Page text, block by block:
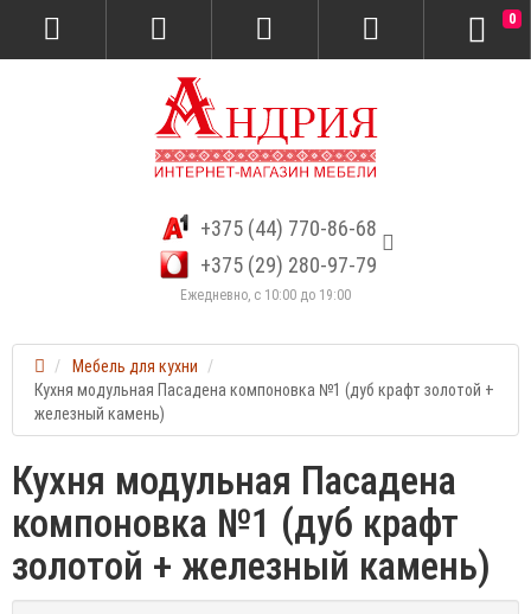
+375 (44) 770-86-68
+375 (29) 280-97-79
Ежедневно, с 10:00 до 19:00
0
Мебель для кухни
Кухня модульная Пасадена компоновка №1 (дуб крафт золотой +
железный камень)
Кухня модульная Пасадена
компоновка №1 (дуб крафт
золотой + железный камень)